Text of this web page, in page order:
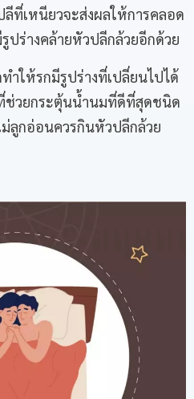
ลีที่เหนียวจะส่งผลให้การคลอด
ปร่างคล้ายหัวปลีกล้วยอีกด้วย
ำให้รกมีรูปร่างที่เปลี่ยนไปได้
ช่วยกระตุ้นน้ำนมที่ดีที่สุดชนิด
ลูกอ่อนควรกินหัวปลีกล้วย